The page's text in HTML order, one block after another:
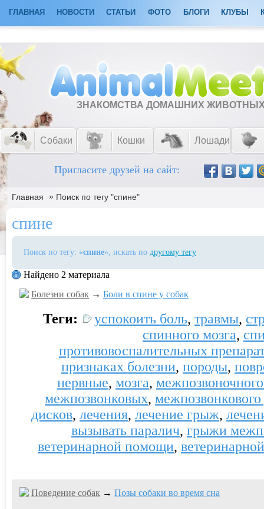
ГЛАВНАЯ НОВОСТИ СТАТЬИ ФОТО БЛОГИ КЛУБЫ
ЗНАКОМСТВА ДОМАШНИХ
Собаки Кошки Лошади
Пригласите друзей на сайт:
Главная » Поиск по тегу "спине"
спине
Поиск по тегу: «спине», искать по другому тегу
Найдено 2 материала
Болезни собак → Боли в спине у собак
Теги: успокоить боль, травмы,
спинного мозга,
противовоспалительных
признаках болезни, породы,
нервные, мозга,
межпозвонковых,
дисков, лечения, лечение грыж,
вызывать паралич, грыжи
ветеринарной помощи, ветеринарной
Поведение собак → Позы собаки во время сна